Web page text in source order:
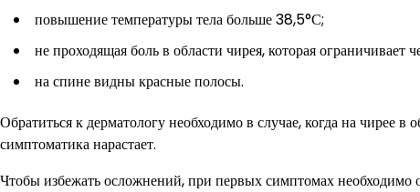
повышение температуры тела больше 38,5°С;
не проходящая боль в области чирея, которая ограничивает
на спине видны красные полосы.
Обратиться к дерматологу необходимо в случае, когда на чирее
симптоматика нарастает.
Чтобы избежать осложнений, при первых симптомах необходимо